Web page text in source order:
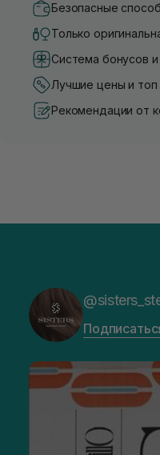
Безопасные
Только
Система бонусов и
Лучшие цены и топ
Рекомендации от